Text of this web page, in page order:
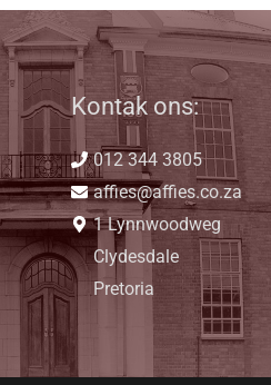
Kontak ons:
012 344 3805
affies@affies.co.za
1 Lynnwoodweg
Clydesdale
Pretoria